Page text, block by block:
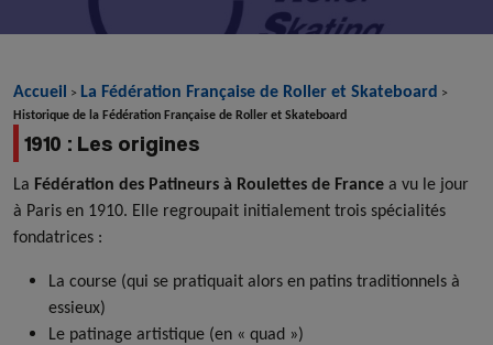
Accueil > La Fédération Française de Roller et Skateboard >
Historique de la Fédération Française de Roller et Skateboard
1910 : Les origines
La Fédération des Patineurs à Roulettes de France a vu le jour
à Paris en 1910. Elle regroupait initialement trois spécialités
fondatrices :
La course (qui se pratiquait alors en patins traditionnels à
essieux)
Le patinage artistique (en « quad »)